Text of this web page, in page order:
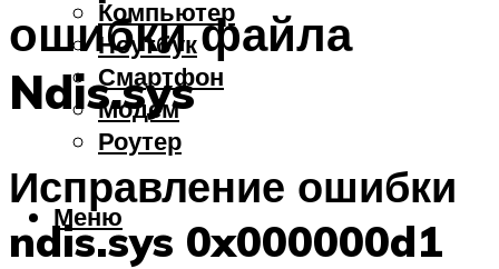
Компьютер
Ноутбук
Смартфон
Модем
Роутер
Меню
ошибки файла
Ndis.sys
Исправление ошибки
ndis.sys 0x000000d1